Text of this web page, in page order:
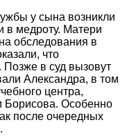
у сына возникли
в медроту. Матери
обследования в
что
Позже в суд вызовут
Александра, в том
центра,
Борисова. Особенно
после очередных